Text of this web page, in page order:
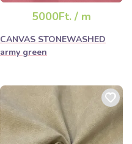
elfogyhat!
5000Ft. / m
CANVAS STONEWASHED
army green